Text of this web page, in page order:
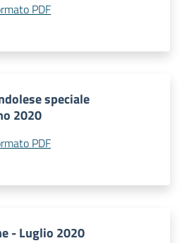
PDF
speciale
2020
PDF
- Luglio 2020